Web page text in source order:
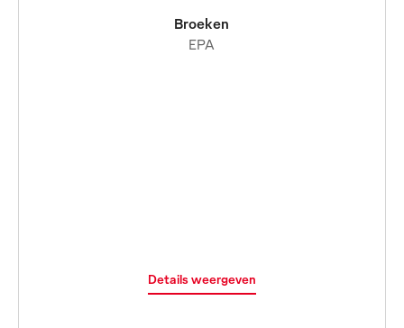
Broeken
EPA
Details weergeven